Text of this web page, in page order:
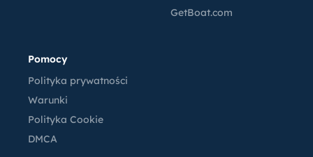
GetBoat.com
Pomocy
Polityka prywatności
Warunki
Polityka Cookie
DMCA